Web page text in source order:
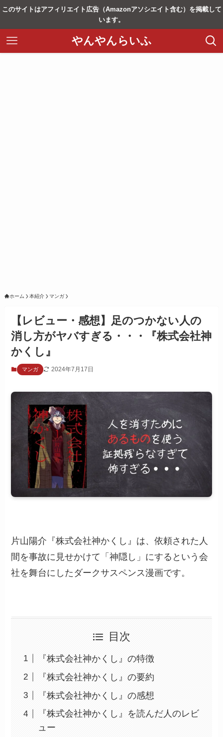
このサイトはアフィリエイト広告（Amazonアソシエイト含む）を掲載して
います。
やんやんらいふ
ホーム 本紹介 マンガ
【レビュー・感想】足のつかない人の
消し方がヤバすぎる・・・『株式会社神
かくし』
マンガ 2024年7月17日
片山陽介『株式会社神かくし』は、依頼された人
間を事故に見せかけて「神隠し」にするという会
社を舞台にしたダークサスペンス漫画です。
目次
『株式会社神かくし』の特徴
『株式会社神かくし』の要約
『株式会社神かくし』の感想
『株式会社神かくし』を読んだ人のレビ
ュー